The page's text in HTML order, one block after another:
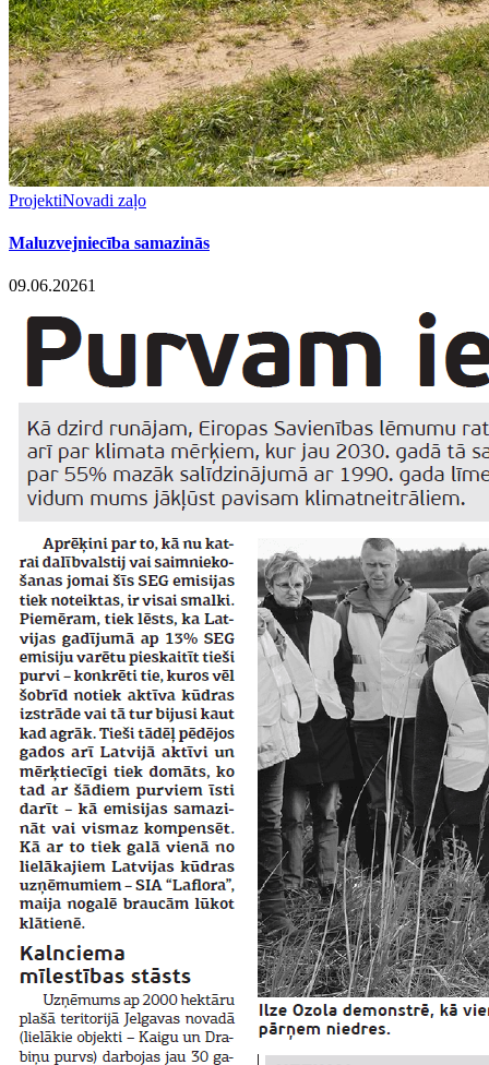
ProjektiNovadi zaļo
Maluzvejniecība samazinās
09.06.20261